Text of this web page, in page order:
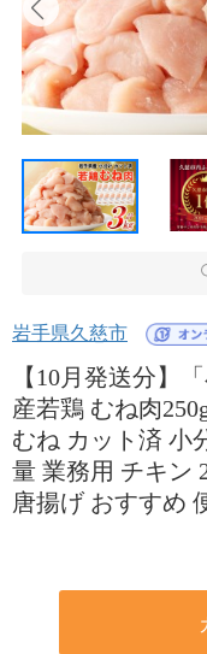
岩手県久慈市
【10月発送分】
産若鶏 むね肉
むね カット済 小
量 業務用 チキン
唐揚げ おすすめ